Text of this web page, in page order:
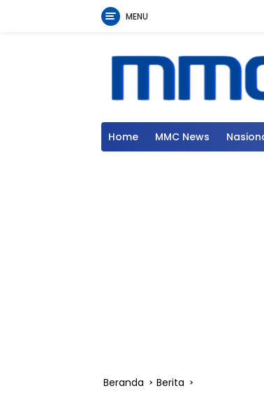
MENU
Home MMC News
Beranda Berita